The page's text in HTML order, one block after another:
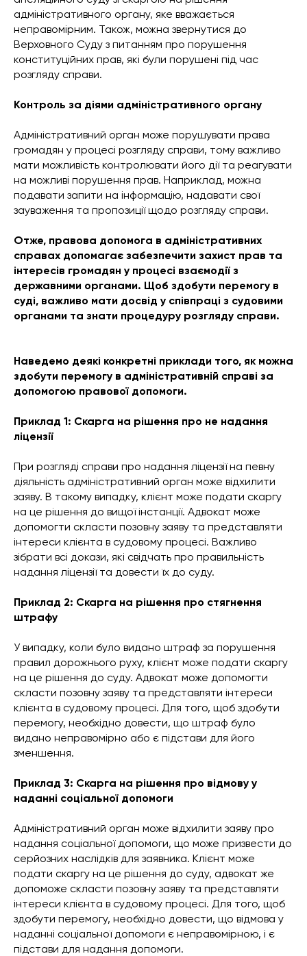
адміністративного органу, яке вважається
неправомірним. Також, можна звернутися до
Верховного Суду з питанням про порушення
конституційних прав, які були порушені під час
розгляду справи.
Контроль за діями адміністративного органу
Адміністративний орган може порушувати права
громадян у процесі розгляду справи, тому важливо
мати можливість контролювати його дії та реагувати
на можливі порушення прав. Наприклад, можна
подавати запити на інформацію, надавати свої
зауваження та пропозиції щодо розгляду справи.
Отже, правова допомога в адміністративних
справах допомагає забезпечити захист прав та
інтересів громадян у процесі взаємодії з
державними органами. Щоб здобути перемогу в
суді, важливо мати досвід у співпраці з судовими
органами та знати процедуру розгляду справи.
Наведемо деякі конкретні приклади того, як можна
здобути перемогу в адміністративній справі за
допомогою правової допомоги.
Приклад 1: Скарга на рішення про не надання
ліцензії
При розгляді справи про надання ліцензії на певну
діяльність адміністративний орган може відхилити
заяву. В такому випадку, клієнт може подати скаргу
на це рішення до вищої інстанції. Адвокат може
допомогти скласти позовну заяву та представляти
інтереси клієнта в судовому процесі. Важливо
зібрати всі докази, які свідчать про правильність
надання ліцензії та довести їх до суду.
Приклад 2: Скарга на рішення про стягнення
штрафу
У випадку, коли було видано штраф за порушення
правил дорожнього руху, клієнт може подати скаргу
на це рішення до суду. Адвокат може допомогти
скласти позовну заяву та представляти інтереси
клієнта в судовому процесі. Для того, щоб здобути
перемогу, необхідно довести, що штраф було
видано неправомірно або є підстави для його
зменшення.
Приклад 3: Скарга на рішення про відмову у
наданні соціальної допомоги
Адміністративний орган може відхилити заяву про
надання соціальної допомоги, що може призвести до
серйозних наслідків для заявника. Клієнт може
подати скаргу на це рішення до суду, адвокат же
допоможе скласти позовну заяву та представляти
інтереси клієнта в судовому процесі. Для того, щоб
здобути перемогу, необхідно довести, що відмова у
наданні соціальної допомоги є неправомірною, і є
підстави для надання допомоги.